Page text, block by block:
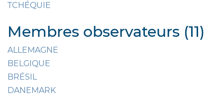
TCHÉQUIE
Membres observateurs (11)
ALLEMAGNE
BELGIQUE
BRÉSIL
DANEMARK